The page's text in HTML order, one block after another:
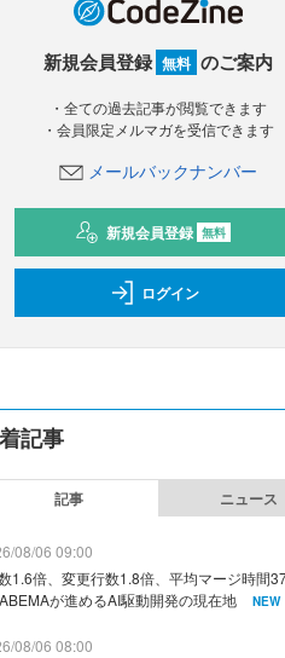
新規会員登録 無料 のご案内
・全ての過去記事が閲覧できます
・会員限定メルマガを受信できます
メールバックナンバー
新規会員登録 無料
ログイン
記事
記事 ニュース
08/06 09:00
1.6倍、変更行数1.8倍、平均マージ時間
が進めるAI駆動開発の現在地
NEW
08/06 08:00